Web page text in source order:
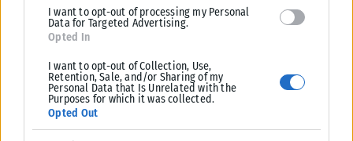
I want to opt-out of processing my Personal
Data for Targeted Advertising.
Opted In
I want to opt-out of Collection, Use,
Retention, Sale, and/or Sharing of my
Personal Data that Is Unrelated with the
Purposes for which it was collected.
Opted Out
ΕΛΛΆΔΑ
Στη φυλακή ο κατηγορούμενος για τη δολοφονία της
Ελίζαμπεθ Τζέιν Ρος